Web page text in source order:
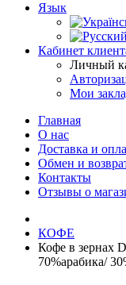
Язык
Кабинет
Личный
Мои
Главная
О нас
Доставка и
Обмен и
Контакты
Отзывы о
КОФЕ
Кофе в зернах
70%арабика/